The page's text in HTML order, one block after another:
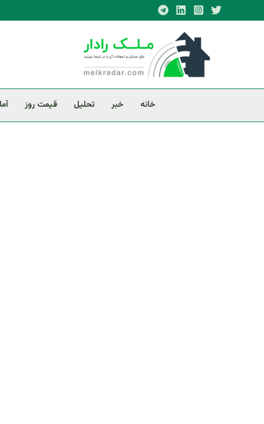
به
خانه خبر تحلیل قیمت روز